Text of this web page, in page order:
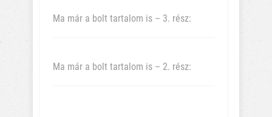
Ma már a bolt tartalom is – 3. rész:
Ma már a bolt tartalom is – 2. rész: